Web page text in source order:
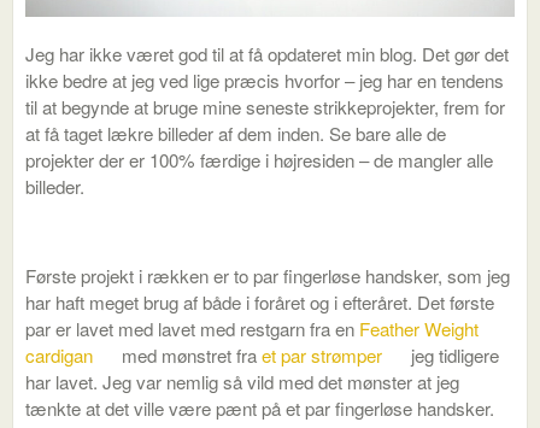
Jeg har ikke været god til at få opdateret min blog. Det gør det
ikke bedre at jeg ved lige præcis hvorfor – jeg har en tendens
til at begynde at bruge mine seneste strikkeprojekter, frem for
at få taget lækre billeder af dem inden. Se bare alle de
projekter der er 100% færdige i højresiden – de mangler alle
billeder.
Første projekt i rækken er to par fingerløse handsker, som jeg
har haft meget brug af både i foråret og i efteråret. Det første
par er lavet med lavet med restgarn fra en Feather Weight
cardigan
med mønstret fraet par strømper
jeg tidligere
har lavet. Jeg var nemlig så vild med det mønster at jeg
tænkte at det ville være pænt på et par fingerløse handsker.